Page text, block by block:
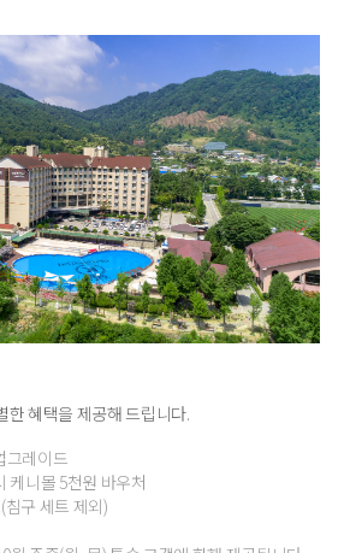
한 혜택을 제공해 드립니다.
그레이드
케니몰 5천원 바우처
침구 세트 제외)